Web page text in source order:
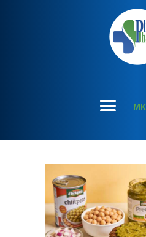
MK